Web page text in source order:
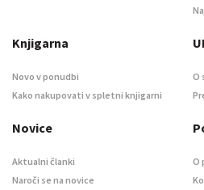
Knjigarna
Novo v ponudbi
Kako nakupovati v spletni knjigarni
O
Novice
Aktualni članki
Naroči se na novice
O